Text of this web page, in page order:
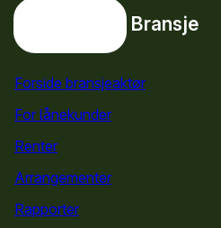
Bransje
Forside bransjeaktør
For lånekunder
Renter
Arrangementer
Rapporter